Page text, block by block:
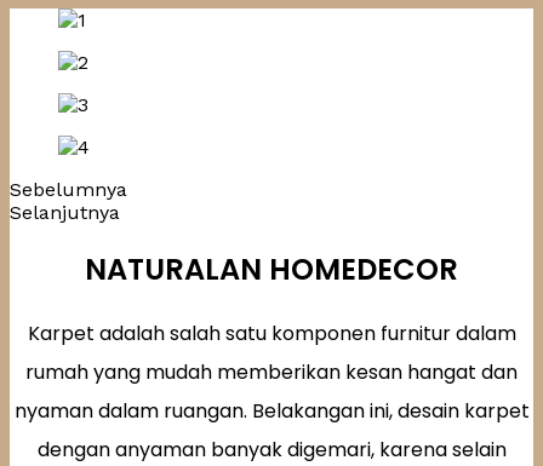
Sebelumnya
Selanjutnya
NATURALAN HOMEDECOR
Karpet adalah salah satu komponen furnitur dalam
rumah yang mudah memberikan kesan hangat dan
nyaman dalam ruangan. Belakangan ini, desain karpet
dengan anyaman banyak digemari, karena selain